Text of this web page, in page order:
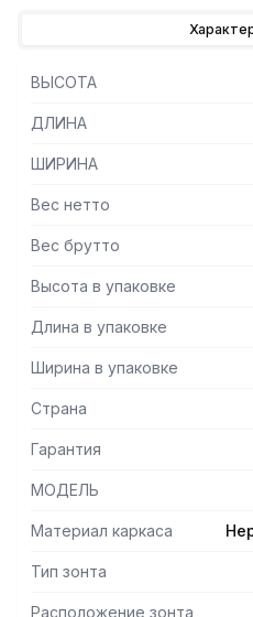
капли жира, которые в
защищает сотрудников
Особенности:
— Бескаркасный
0,8мм
— Поставляется в собранном
ВЫСОТА
ДЛИНА
ШИРИНА
Вес нетто
Вес брутто
Высота в упаковке
Длина в упаковке
Ширина в упаковке
Страна
Гарантия
МОДЕЛЬ
Материал каркаса
Тип зонта
Расположение зонта